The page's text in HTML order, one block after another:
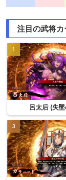
注目の武将カ
呂太后 (失